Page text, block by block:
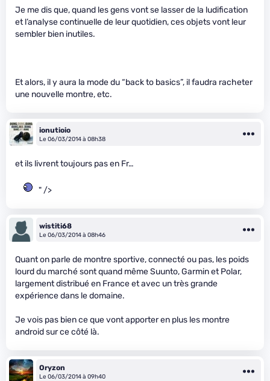
Je me dis que, quand les gens vont se lasser de la ludification
et l’analyse continuelle de leur quotidien, ces objets vont leur
sembler bien inutiles.
Et alors, il y aura la mode du “back to basics”, il faudra racheter
une nouvelle montre, etc.
ionutioio
Le 06/03/2014 à 08h38
et ils livrent toujours pas en Fr…
" />
wistiti68
Le 06/03/2014 à 08h46
Quant on parle de montre sportive, connecté ou pas, les poids
lourd du marché sont quand même Suunto, Garmin et Polar,
largement distribué en France et avec un très grande
expérience dans le domaine.
Je vois pas bien ce que vont apporter en plus les montre
android sur ce côté là.
Oryzon
Le 06/03/2014 à 09h40